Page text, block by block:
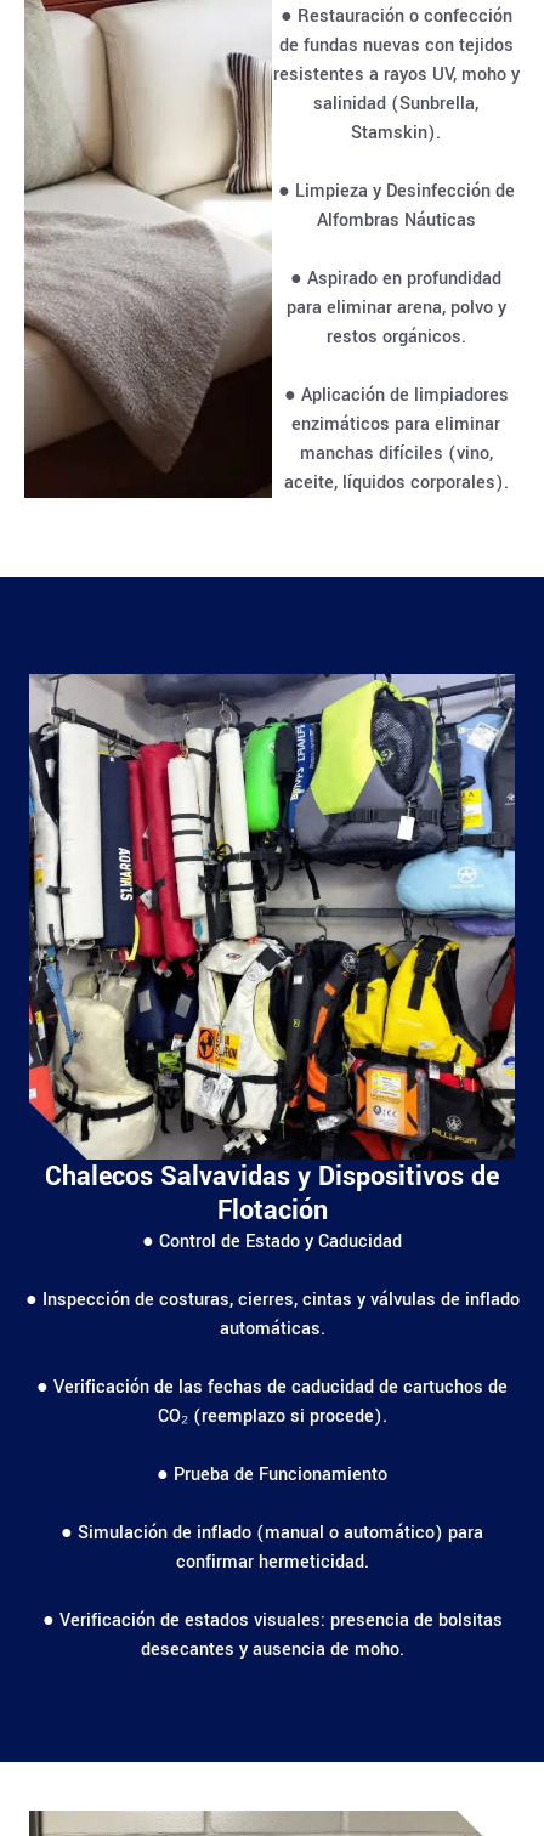
● Restauración o confección
de fundas nuevas con tejidos
resistentes a rayos UV, moho y
salinidad (Sunbrella,
Stamskin).
● Limpieza y Desinfección de
Alfombras Náuticas
● Aspirado en profundidad
para eliminar arena, polvo y
restos orgánicos.
● Aplicación de limpiadores
enzimáticos para eliminar
manchas difíciles (vino,
aceite, líquidos corporales).
Chalecos Salvavidas y Dispositivos de
Flotación
● Control de Estado y Caducidad
● Inspección de costuras, cierres, cintas y válvulas de inflado
automáticas.
● Verificación de las fechas de caducidad de cartuchos de
CO₂ (reemplazo si procede).
● Prueba de Funcionamiento
● Simulación de inflado (manual o automático) para
confirmar hermeticidad.
● Verificación de estados visuales: presencia de bolsitas
desecantes y ausencia de moho.